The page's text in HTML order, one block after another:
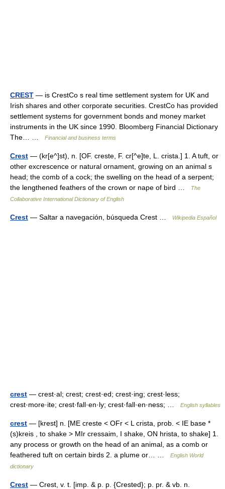
CREST — is CrestCo s real time settlement system for UK and
Irish shares and other corporate securities. CrestCo has provided
settlement systems for government bonds and money market
instruments in the UK since 1990. Bloomberg Financial Dictionary
The… …
Financial and business terms
Crest — (kr[e^]st), n. [OF. creste, F. cr[^e]te, L. crista.] 1. A tuft, or
other excrescence or natural ornament, growing on an animal s
head; the comb of a cock; the swelling on the head of a serpent;
the lengthened feathers of the crown or nape of bird …
The
Collaborative International Dictionary of English
Crest — Saltar a navegación, búsqueda Crest … Wikipedia Español
crest — crest·al; crest; crest·ed; crest·ing; crest·less;
crest·more·ite; crest·fall·en·ly; crest·fall·en·ness; …
English syllables
crest — [krest] n. [ME creste < OFr < L crista, prob. < IE base *
(s)kreis , to shake > MIr cressaim, I shake, ON hrista, to shake] 1.
any process or growth on the head of an animal, as a comb or
feathered tuft on certain birds 2. a plume or… …
English World
dictionary
Crest — Crest, v. t. [imp. & p. p. {Crested}; p. pr. & vb. n.